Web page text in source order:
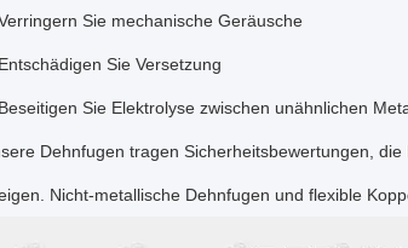
Sie mechanische Geräusche
Entschädigen Sie Versetzung
Beseitigen Sie Elektrolyse zwischen unähnlichen
Dehnfugen tragen Sicherheitsbewertungen,
Nicht-metallische Dehnfugen und flexible